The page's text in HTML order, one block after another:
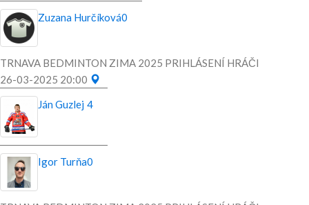
Zuzana Hurčíková0
TRNAVA BEDMINTON ZIMA 2025 PRIHLÁSENÍ HRÁČI
26-03-2025 20:00
Ján Guzlej 4
Igor Turňa0